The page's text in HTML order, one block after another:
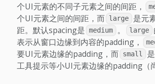
个UI元素的不同子元素之间的间距，
个UI元素之间的间距，而
large
是元
距。默认spacing是 medium 。 large
表示从窗口边缘到内容的padding，
要UI元素边缘的padding，而
small
工具提示等小UI元素边缘的padding（